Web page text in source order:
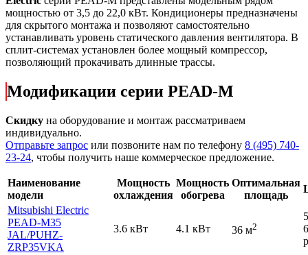
мощностью от 3,5 до 22,0 кВт. Кондиционеры предназначены
для скрытого монтажа и позволяют самостоятельно
устанавливать уровень статического давления вентилятора. В
сплит-системах установлен более мощный компрессор,
позволяющий прокачивать длинные трассы.
Модификации серии PEAD-M
Скидку на оборудование и монтаж рассматриваем
индивидуально.
Отправьте запрос или позвоните нам по телефону 8 (495) 740-
23-24, чтобы получить наше коммерческое предложение.
Наименование
модели
Мощность
охлаждения
Мощность
обогрева
Оптимальная
площадь
Mitsubishi Electric
PEAD-M35
JAL/PUHZ-
ZRP35VKA
3.6 кВт 4.1 кВт 36 м2